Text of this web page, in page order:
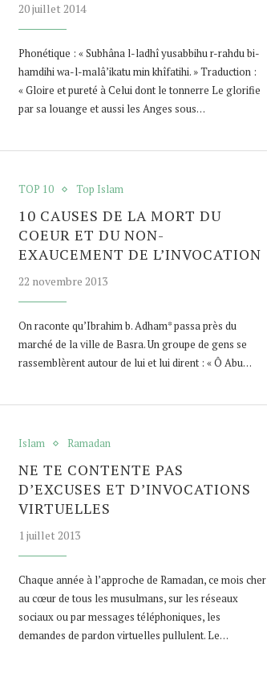
20 juillet 2014
Phonétique : « Subhâna l-ladhî yusabbihu r-rahdu bi-
hamdihi wa-l-malâ’ikatu min khîfatihi. » Traduction :
« Gloire et pureté à Celui dont le tonnerre Le glorifie
par sa louange et aussi les Anges sous…
TOP 10 Top Islam
10 CAUSES DE LA MORT DU
COEUR ET DU NON-
EXAUCEMENT DE L’INVOCATION
22 novembre 2013
On raconte qu’Ibrahim b. Adham* passa près du
marché de la ville de Basra. Un groupe de gens se
rassemblèrent autour de lui et lui dirent : « Ô Abu…
Islam Ramadan
NE TE CONTENTE PAS
D’EXCUSES ET D’INVOCATIONS
VIRTUELLES
1 juillet 2013
Chaque année à l’approche de Ramadan, ce mois cher
au cœur de tous les musulmans, sur les réseaux
sociaux ou par messages téléphoniques, les
demandes de pardon virtuelles pullulent. Le…